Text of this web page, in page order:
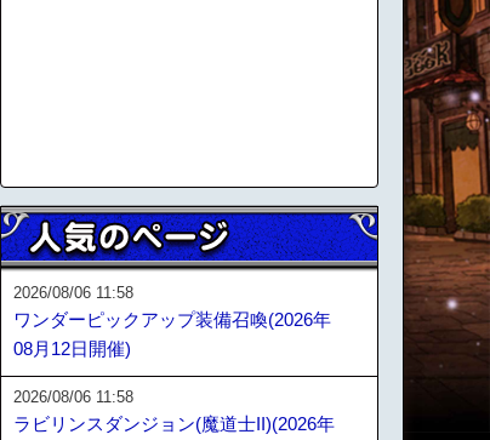
2026/08/06 11:58
ワンダーピックアップ装備召喚(2026年
08月12日開催)
2026/08/06 11:58
ラビリンスダンジョン(魔道士II)(2026年